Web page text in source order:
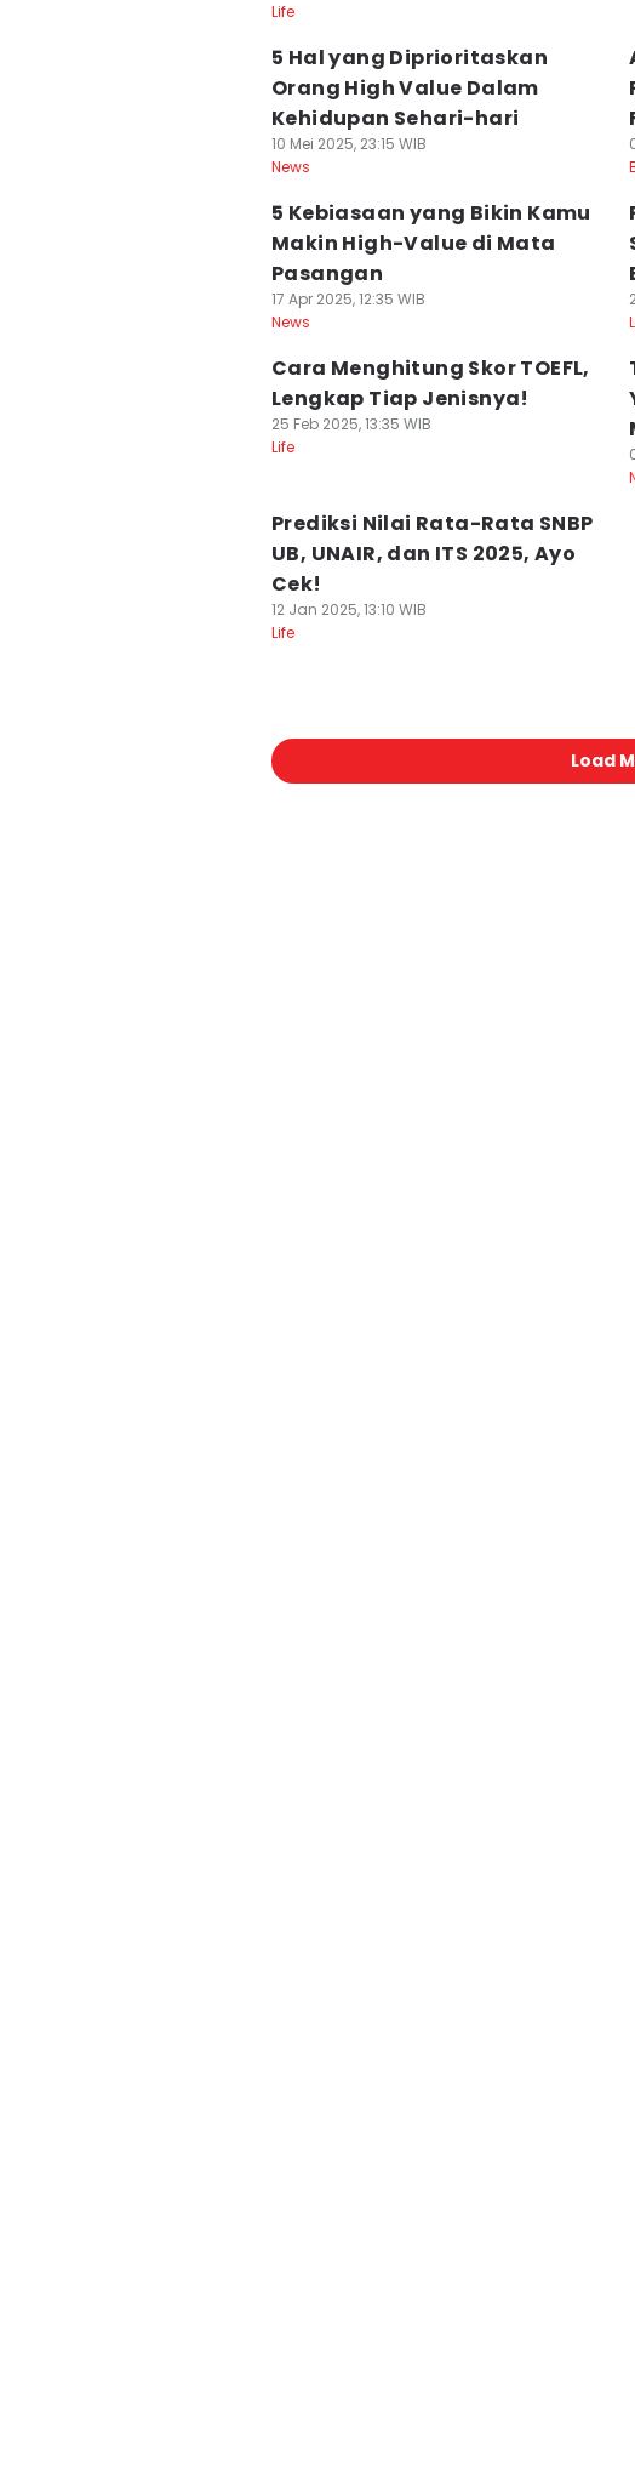
Life
5 Hal yang Diprioritaskan
Orang High Value Dalam
Kehidupan Sehari-hari
10 Mei 2025, 23:15 WIB
News
5 Kebiasaan yang Bikin Kamu
Makin High-Value di Mata
Pasangan
17 Apr 2025, 12:35 WIB
News
Cara Menghitung Skor TOEFL,
Lengkap Tiap Jenisnya!
25 Feb 2025, 13:35 WIB
Life
Prediksi Nilai Rata-Rata SNBP
UB, UNAIR, dan ITS 2025, Ayo
Cek!
12 Jan 2025, 13:10 WIB
Life
Load